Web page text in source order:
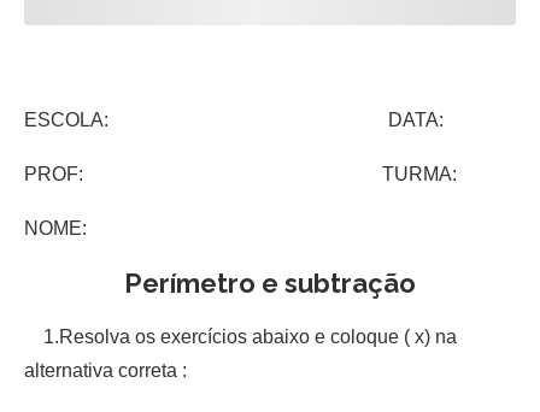
ESCOLA: DATA:
PROF: TURMA:
NOME:
Perímetro e subtração
1.Resolva os exercícios abaixo e coloque ( x) na
alternativa correta :